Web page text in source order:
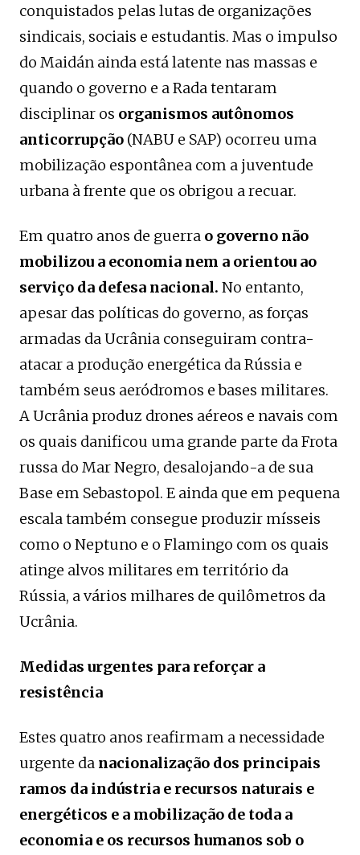
conquistados pelas lutas de organizações
sindicais, sociais e estudantis. Mas o impulso
do Maidán ainda está latente nas massas e
quando o governo e a Rada tentaram
disciplinar os organismos autônomos
anticorrupção (NABU e SAP) ocorreu uma
mobilização espontânea com a juventude
urbana à frente que os obrigou a recuar.
Em quatro anos de guerra o governo não
mobilizou a economia nem a orientou ao
serviço da defesa nacional. No entanto,
apesar das políticas do governo, as forças
armadas da Ucrânia conseguiram contra-
atacar a produção energética da Rússia e
também seus aeródromos e bases militares.
A Ucrânia produz drones aéreos e navais com
os quais danificou uma grande parte da Frota
russa do Mar Negro, desalojando-a de sua
Base em Sebastopol. E ainda que em pequena
escala também consegue produzir mísseis
como o Neptuno e o Flamingo com os quais
atinge alvos militares em território da
Rússia, a vários milhares de quilômetros da
Ucrânia.
Medidas urgentes para reforçar a
resistência
Estes quatro anos reafirmam a necessidade
urgente da nacionalização dos principais
ramos da indústria e recursos naturais e
energéticos e a mobilização de toda a
economia e os recursos humanos sob o